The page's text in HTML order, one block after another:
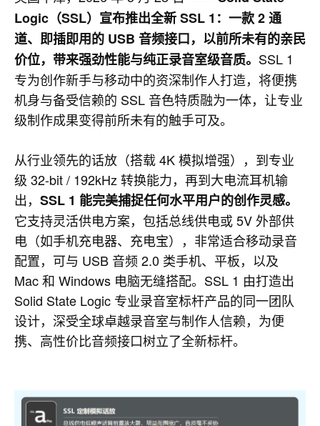
Logic（SSL）宣布推出全新 SSL 1：一款 2 通
道、即插即用的 USB 音频接口，以前所未有的亲民
价位，带来强劲性能与纯正录音室级音质。 SSL 1
专为创作新手与移动中的资深制作人打造，将便携
机身与备受信赖的 SSL 音色特质融为一体，让专业
级制作成果变得前所未有的触手可及。
从行业领先的话放（搭载 4K 模拟增强），到专业
级 32-bit / 192kHz 转换能力，再到大电流耳机输
出， SSL 1 能完美捕捉任何水平用户的创作灵感。
它支持灵活供电方案，包括总线供电或 5V 外部供
电（如手机充电器、充电宝），非常适合移动录音
配置，可与 USB 音频 2.0 类手机、平板，以及
Mac 和 Windows 电脑无缝搭配。SSL 1 由打造出
Solid State Logic 专业录音室标杆产品的同一团队
设计，深受全球卓越录音室与制作人信赖，为便
携、高性价比音频接口树立了全新标杆。